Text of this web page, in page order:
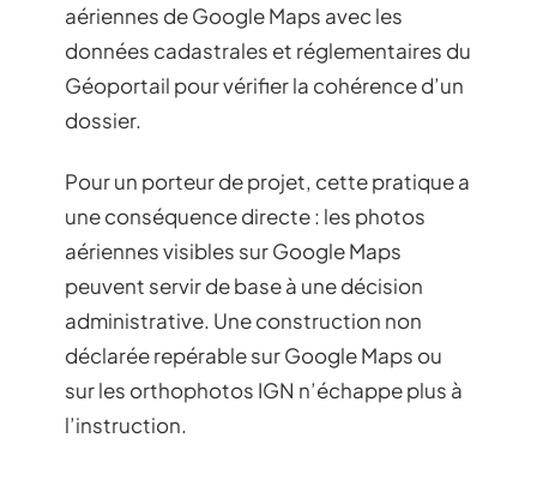
aériennes de Google Maps avec les
données cadastrales et réglementaires du
Géoportail pour vérifier la cohérence d’un
dossier.
Pour un porteur de projet, cette pratique a
une conséquence directe : les photos
aériennes visibles sur Google Maps
peuvent servir de base à une décision
administrative. Une construction non
déclarée repérable sur Google Maps ou
sur les orthophotos IGN n’échappe plus à
l’instruction.